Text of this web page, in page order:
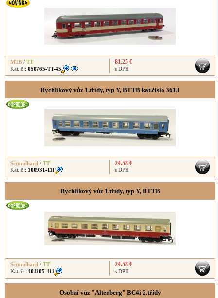
MTB / TT
Kat. č.: 050765-TT-45
81.25 €
s DPH
Rychlíkový vůz 1.třídy, typ Y, BTTB kat.číslo 3613
Secondhand / TT
Kat. č.: 100931-111
24.58 €
s DPH
Rychlíkový vůz 1.třídy, typ Y, BTTB
Secondhand / TT
Kat. č.: 101105-111
24.58 €
s DPH
Osobní vůz "Altenberg" BC4i 2.třídy